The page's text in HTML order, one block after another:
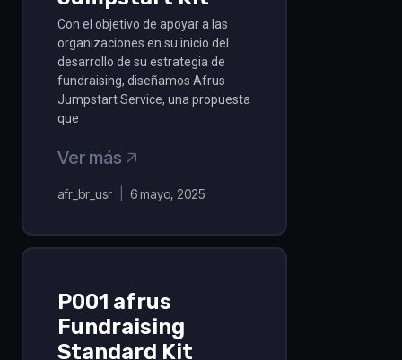
Con el objetivo de apoyar a las
organizaciones en su inicio del
desarrollo de su estrategia de
fundraising, diseñamos Afrus
Jumpstart Service, una propuesta
que
Ver más 🡥
afr_br_usr 6 mayo, 2025
P001 afrus
Fundraising
Standard Kit